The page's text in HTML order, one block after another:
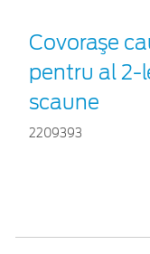
Covoraşe
pentru al 2-
scaune
2209393